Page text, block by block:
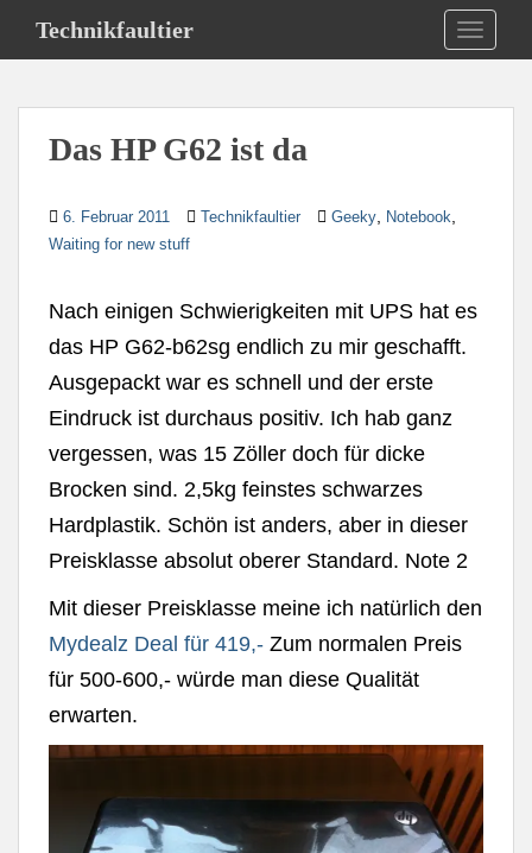
Technikfaultier
Das HP G62 ist da
6. Februar 2011 Technikfaultier Geeky Notebook
Waiting for new stuff
Nach einigen Schwierigkeiten mit UPS hat es
das HP G62-b62sg endlich zu mir geschafft.
Ausgepackt war es schnell und der erste
Eindruck ist durchaus positiv. Ich hab ganz
vergessen, was 15 Zöller doch für dicke
Brocken sind. 2,5kg feinstes schwarzes
Hardplastik. Schön ist anders, aber in dieser
Preisklasse absolut oberer Standard. Note 2
Mit dieser Preisklasse meine ich natürlich den
Mydealz Deal für 419,- Zum normalen Preis
für 500-600,- würde man diese Qualität
erwarten.